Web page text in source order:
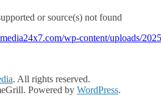
or source(s) not found
wp-content/uploads/
. All rights reserved.
Powered by WordPress.